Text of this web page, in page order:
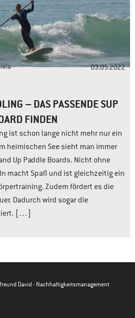
03.05.2022
– DAS PASSENDE SUP
FINDEN
ist schon lange nicht mehr nur ein
heimischen See sieht man immer
Up Paddle Boards. Nicht ohne
macht Spaß und ist gleichzeitig ein
Zudem fördert es die
Dadurch wird sogar die
[…]
David - Nachhaltigkeitsmanagement